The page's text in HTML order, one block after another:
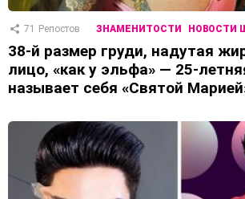
71 Репостов ЗНАМЕНИТОСТИ НОВОСТИ
38-й размер груди, надутая
лицо, «как у эльфа» — 25-
называет себя «Святой